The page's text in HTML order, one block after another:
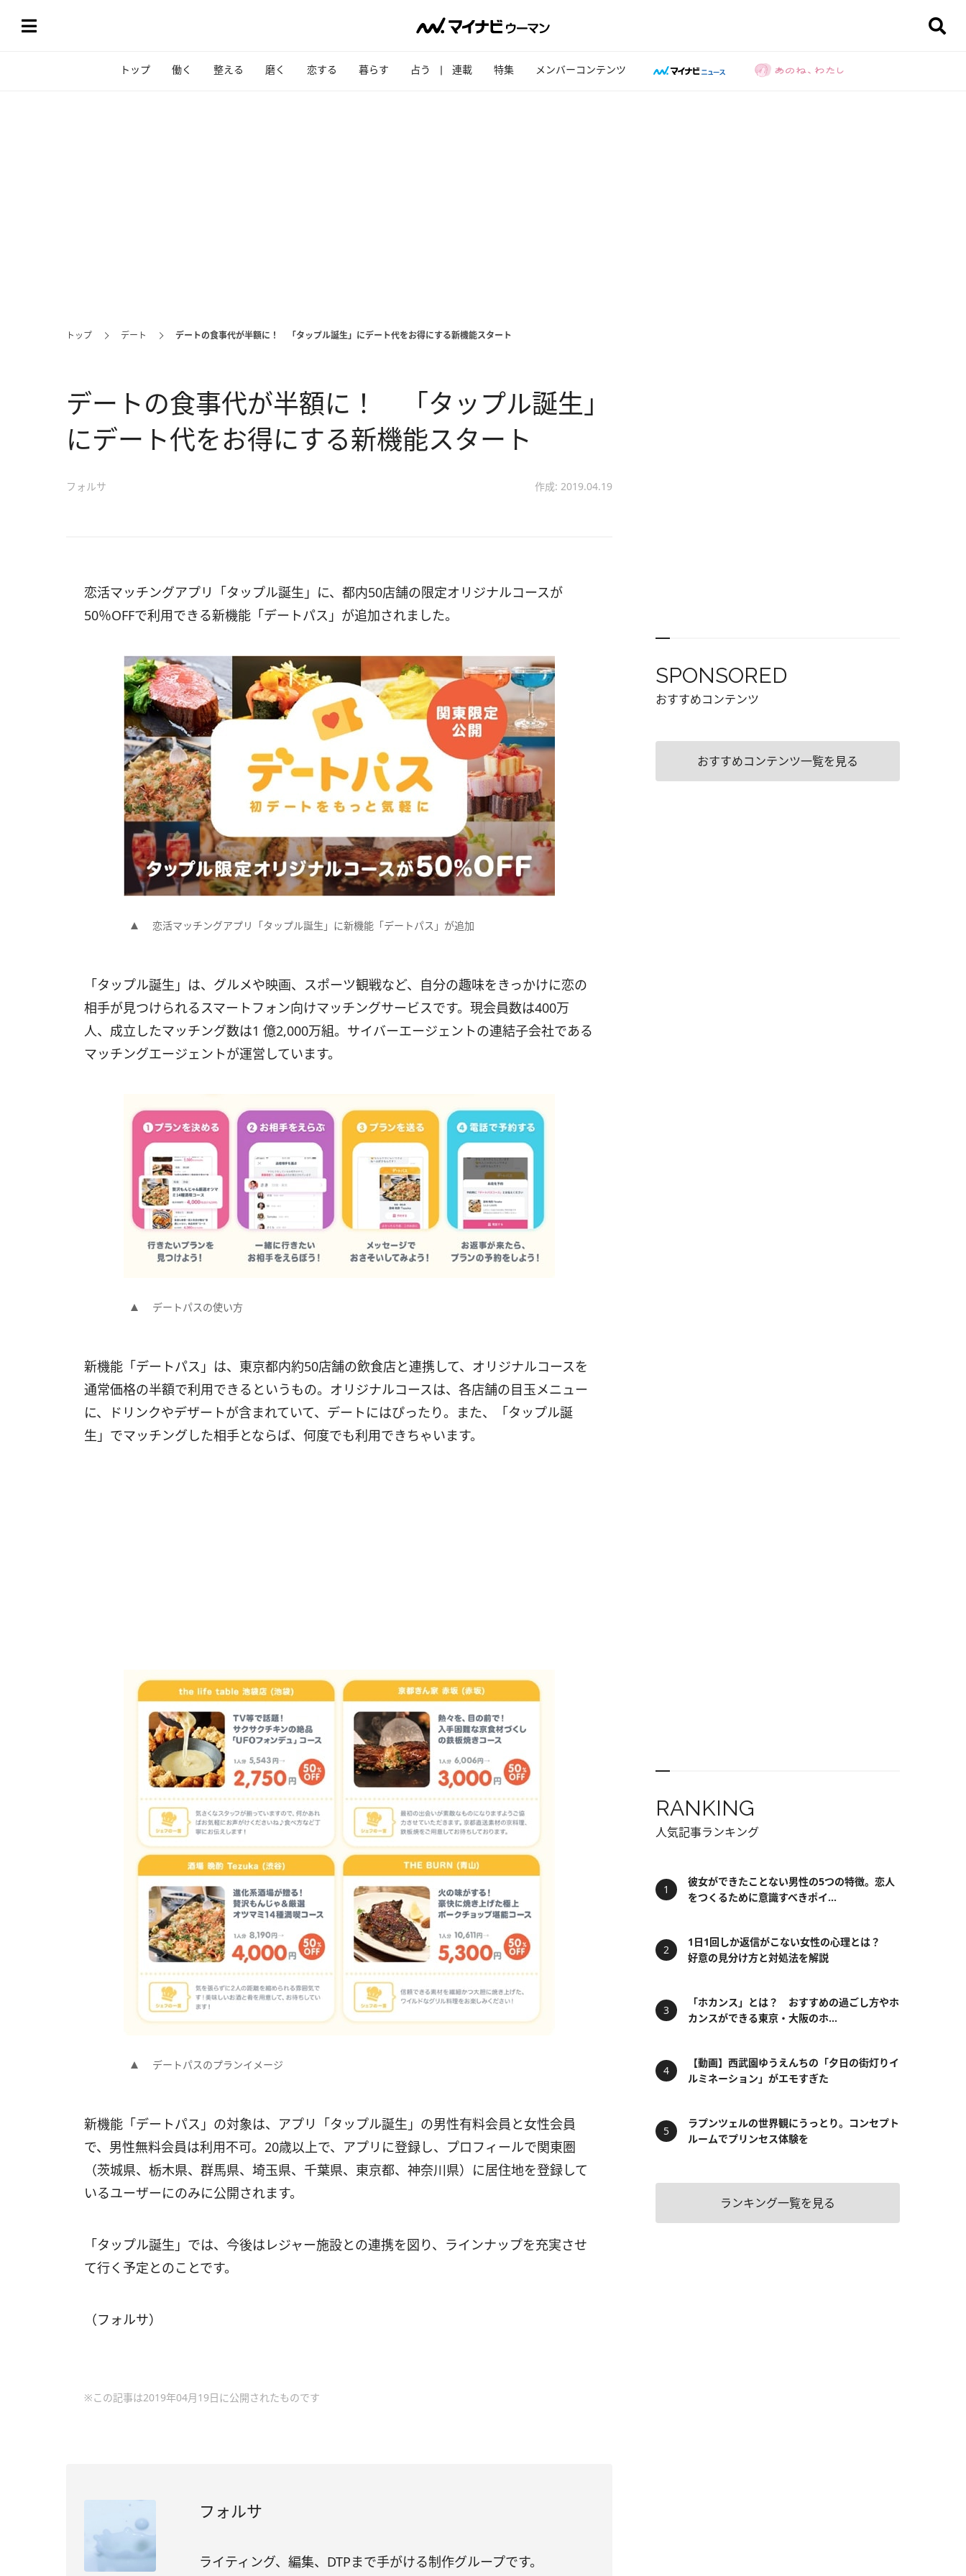
トップ 働く 整える 磨く 恋する 暮らす 占う 連載 特集 メンバーコンテンツ
トップ デート デートの食事代が半額に！ 「タップル誕生」にデート代をお得にする新機能スタート
デートの食事代が半額に！ 「タップル誕生」
にデート代をお得にする新機能スタート
フォルサ 作成: 2019.04.19
恋活マッチングアプリ「タップル誕生」に、都内50店舗の限定オリジナルコースが
50％OFFで利用できる新機能「デートパス」が追加されました。
恋活マッチングアプリ「タップル誕生」に新機能「デートパス」が追加
「タップル誕生」は、グルメや映画、スポーツ観戦など、自分の趣味をきっかけに恋の
相手が見つけられるスマートフォン向けマッチングサービスです。現会員数は400万
人、成立したマッチング数は1 億2,000万組。サイバーエージェントの連結子会社である
マッチングエージェントが運営しています。
デートパスの使い方
新機能「デートパス」は、東京都内約50店舗の飲食店と連携して、オリジナルコースを
通常価格の半額で利用できるというもの。オリジナルコースは、各店舗の目玉メニュー
に、ドリンクやデザートが含まれていて、デートにはぴったり。また、「タップル誕
生」でマッチングした相手とならば、何度でも利用できちゃいます。
デートパスのプランイメージ
新機能「デートパス」の対象は、アプリ「タップル誕生」の男性有料会員と女性会員
で、男性無料会員は利用不可。20歳以上で、アプリに登録し、プロフィールで関東圏
（茨城県、栃木県、群馬県、埼玉県、千葉県、東京都、神奈川県）に居住地を登録して
いるユーザーにのみに公開されます。
「タップル誕生」では、今後はレジャー施設との連携を図り、ラインナップを充実させ
て行く予定とのことです。
（フォルサ）
※この記事は2019年04月19日に公開されたものです
フォルサ
ライティング、編集、DTPまで手がける制作グループです。
SPONSORED
おすすめコンテンツ
おすすめコンテンツ一覧を見る
RANKING
人気記事ランキング
彼女ができたことない男性の5つの特徴。恋人
をつくるために意識すべきポイ...
1日1回しか返信がこない女性の心理とは？
好意の見分け方と対処法を解説
「ホカンス」とは？ おすすめの過ごし方やホ
カンスができる東京・大阪のホ...
【動画】西武園ゆうえんちの「夕日の街灯りイ
ルミネーション」がエモすぎた
ラプンツェルの世界観にうっとり。コンセプト
ルームでプリンセス体験を
ランキング一覧を見る